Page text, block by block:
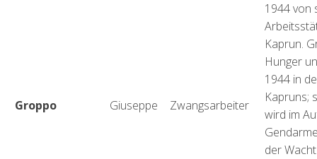
Groppo Giuseppe Zwangsarbeiter
1944 von
Kaprun.
Hunger
1944 in
Kapruns;
wird im
der